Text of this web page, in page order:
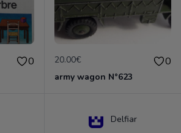
0 20.00€ 0
army wagon N°623
Delfiar